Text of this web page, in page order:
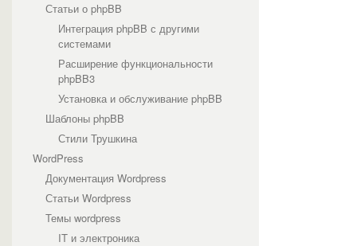
Статьи о phpBB
Интеграция phpBB с другими
системами
Расширение функциональности
phpBB3
Установка и обслуживание phpBB
Шаблоны phpBB
Стили Трушкина
WordPress
Документация Wordpress
Статьи Wordpress
Темы wordpress
IT и электроника